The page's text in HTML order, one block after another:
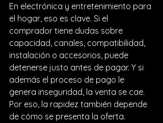
En electrónica y entretenimiento para
el hogar, eso es clave. Si el
comprador tiene dudas sobre
capacidad, canales, compatibilidad,
instalación o accesorios, puede
detenerse justo antes de pagar. Y si
además el proceso de pago le
genera inseguridad, la venta se cae.
Por eso, la rapidez también depende
de cómo se presenta la oferta.